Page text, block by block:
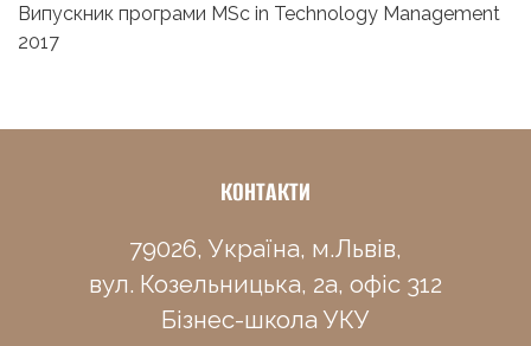
Випускник програми MSc in Technology Management
2017
КОНТАКТИ
79026, Україна, м.Львів,
вул. Козельницька, 2а, офіс 312
Бізнес-школа УКУ